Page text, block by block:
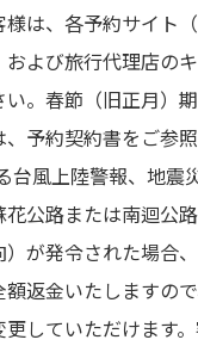
は、各予約サイト
および旅行代理店の
。春節（旧正月）
予約契約書をご参照
台風上陸警報、地震
公路または南迴公
が発令された場合
返金いたしますの
していただけます